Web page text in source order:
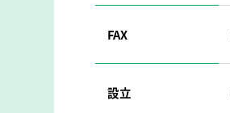
FAX
設立